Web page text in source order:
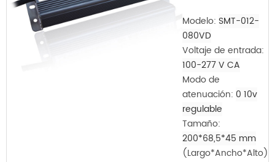
Modelo: SMT-012-
080VD
Voltaje de entrada:
100-277 V CA
Modo de
atenuación: 0 10v
regulable
Tamaño:
200*68,5*45 mm
(Largo*Ancho*Alto)